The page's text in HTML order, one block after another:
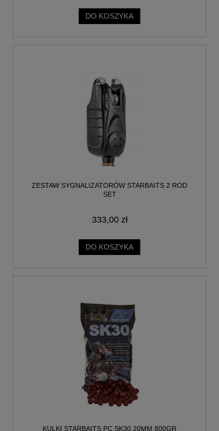
DO KOSZYKA
ZESTAW SYGNALIZATORÓW STARBAITS 2 ROD
SET
333,00 zł
DO KOSZYKA
KULKI STARBAITS PC SK30 20MM 800GR